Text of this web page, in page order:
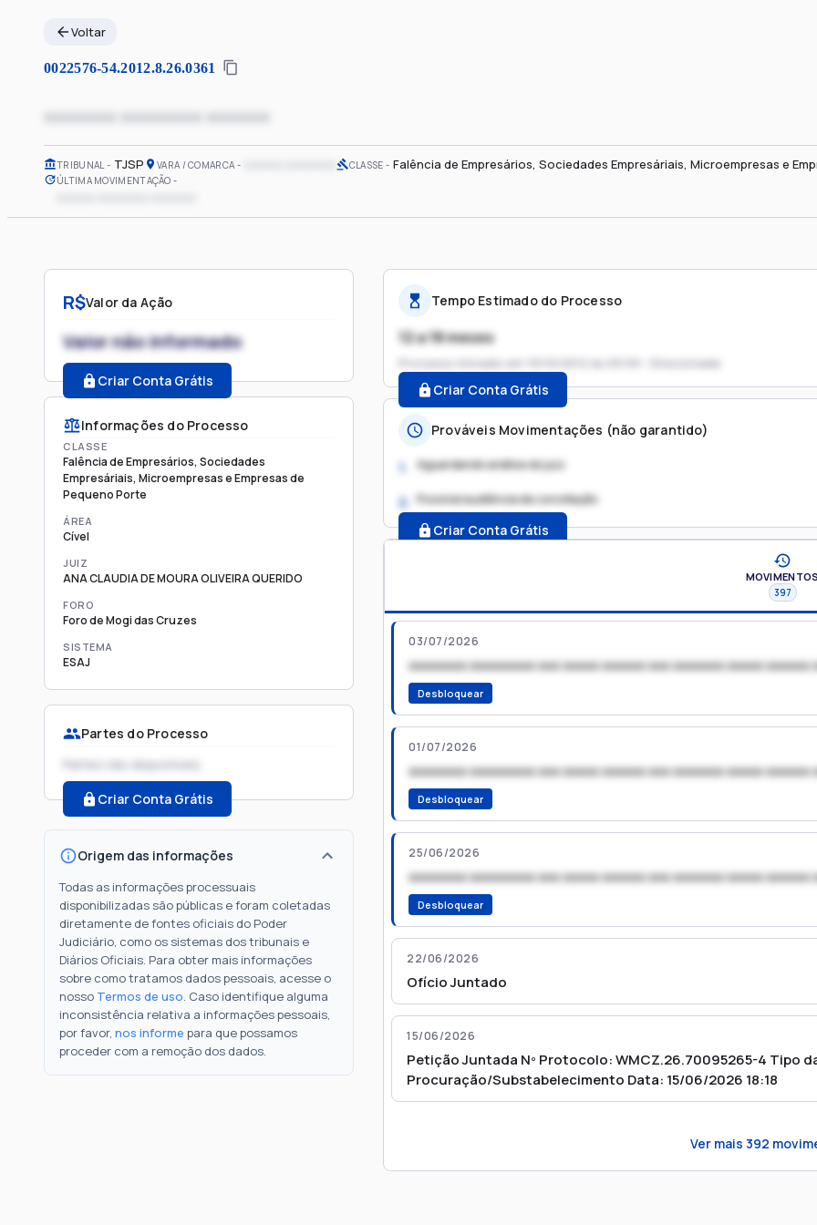
Voltar
0022576-54.2012.8.26.0361
xxxxxxxx xxxxxxxxx xxxxxxx
TRIBUNAL TJSP VARA / COMARCA CLASSE Falência de Empresários, Sociedades Empresáriais, Microempresas e
ÚLTIMA MOVIMENTAÇÃO
R$Valor da Ação
Valor não informado
Criar Conta Grátis
Informações do Processo
CLASSE
Falência de Empresários, Sociedades
Empresáriais, Microempresas e Empresas de
Pequeno Porte
ÁREA
Cível
JUIZ
ANA CLAUDIA DE MOURA OLIVEIRA QUERIDO
FORO
Foro de Mogi das Cruzes
SISTEMA
ESAJ
Partes do Processo
Partes não disponíveis
Criar Conta Grátis
Origem das informações
Todas as informações processuais
disponibilizadas são públicas e foram coletadas
diretamente de fontes oficiais do Poder
Judiciário, como os sistemas dos tribunais e
Diários Oficiais. Para obter mais informações
sobre como tratamos dados pessoais, acesse o
nosso Termos de uso. Caso identifique alguma
inconsistência relativa a informações pessoais,
por favor, nos informe para que possamos
proceder com a remoção dos dados.
Tempo Estimado do Processo
12 a 18 meses
Processo iniciado em 19/10/2012 às 09:59 - Direcionada
Criar Conta Grátis
Prováveis Movimentações (não garantido)
1. Aguardando análise do juiz
2. Possível audiência de conciliação
Criar Conta Grátis
MOVIMENTOS
397
03/07/2026
xxxxxxxx xxxxxxxxx xxx xxxxx xxxxxx xxx xxxxxxx xxxxx xxxxxx
Desbloquear
01/07/2026
xxxxxxxx xxxxxxxxx xxx xxxxx xxxxxx xxx xxxxxxx xxxxx xxxxxx
Desbloquear
25/06/2026
xxxxxxxx xxxxxxxxx xxx xxxxx xxxxxx xxx xxxxxxx xxxxx xxxxxx
Desbloquear
22/06/2026
Ofício Juntado
15/06/2026
Petição Juntada Nº Protocolo: WMCZ.26.70095265-4 Tipo
Procuração/Substabelecimento Data: 15/06/2026 18:18
Ver mais 392